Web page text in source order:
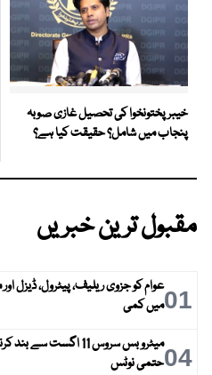
خیبر پختونخوا کی تحصیل غازی صوبہ
پنجاب میں شامل؟ حقیقت کیا ہے؟
مقبول ترین خبریں
01عوام کو جزوی ریلیف، پیٹرول، ڈیزل
میں کمی
04
میٹرو بس سروس 11 اگست
حتمی نوٹس